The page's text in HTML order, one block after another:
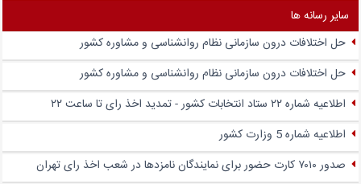
سایر رسانه ها
حل اختلافات درون سازمانی نظام روانشناسی و مشاوره کشور
حل اختلافات درون سازمانی نظام روانشناسی و مشاوره کشور
اطلاعیه شماره ۲۲ ستاد انتخابات کشور - تمدید اخذ رای تا ساعت ۲۲
اطلاعیه شماره 5 وزارت کشور
صدور ۷۰۱۰ کارت حضور برای نمایندگان نامزدها در شعب اخذ رای تهران